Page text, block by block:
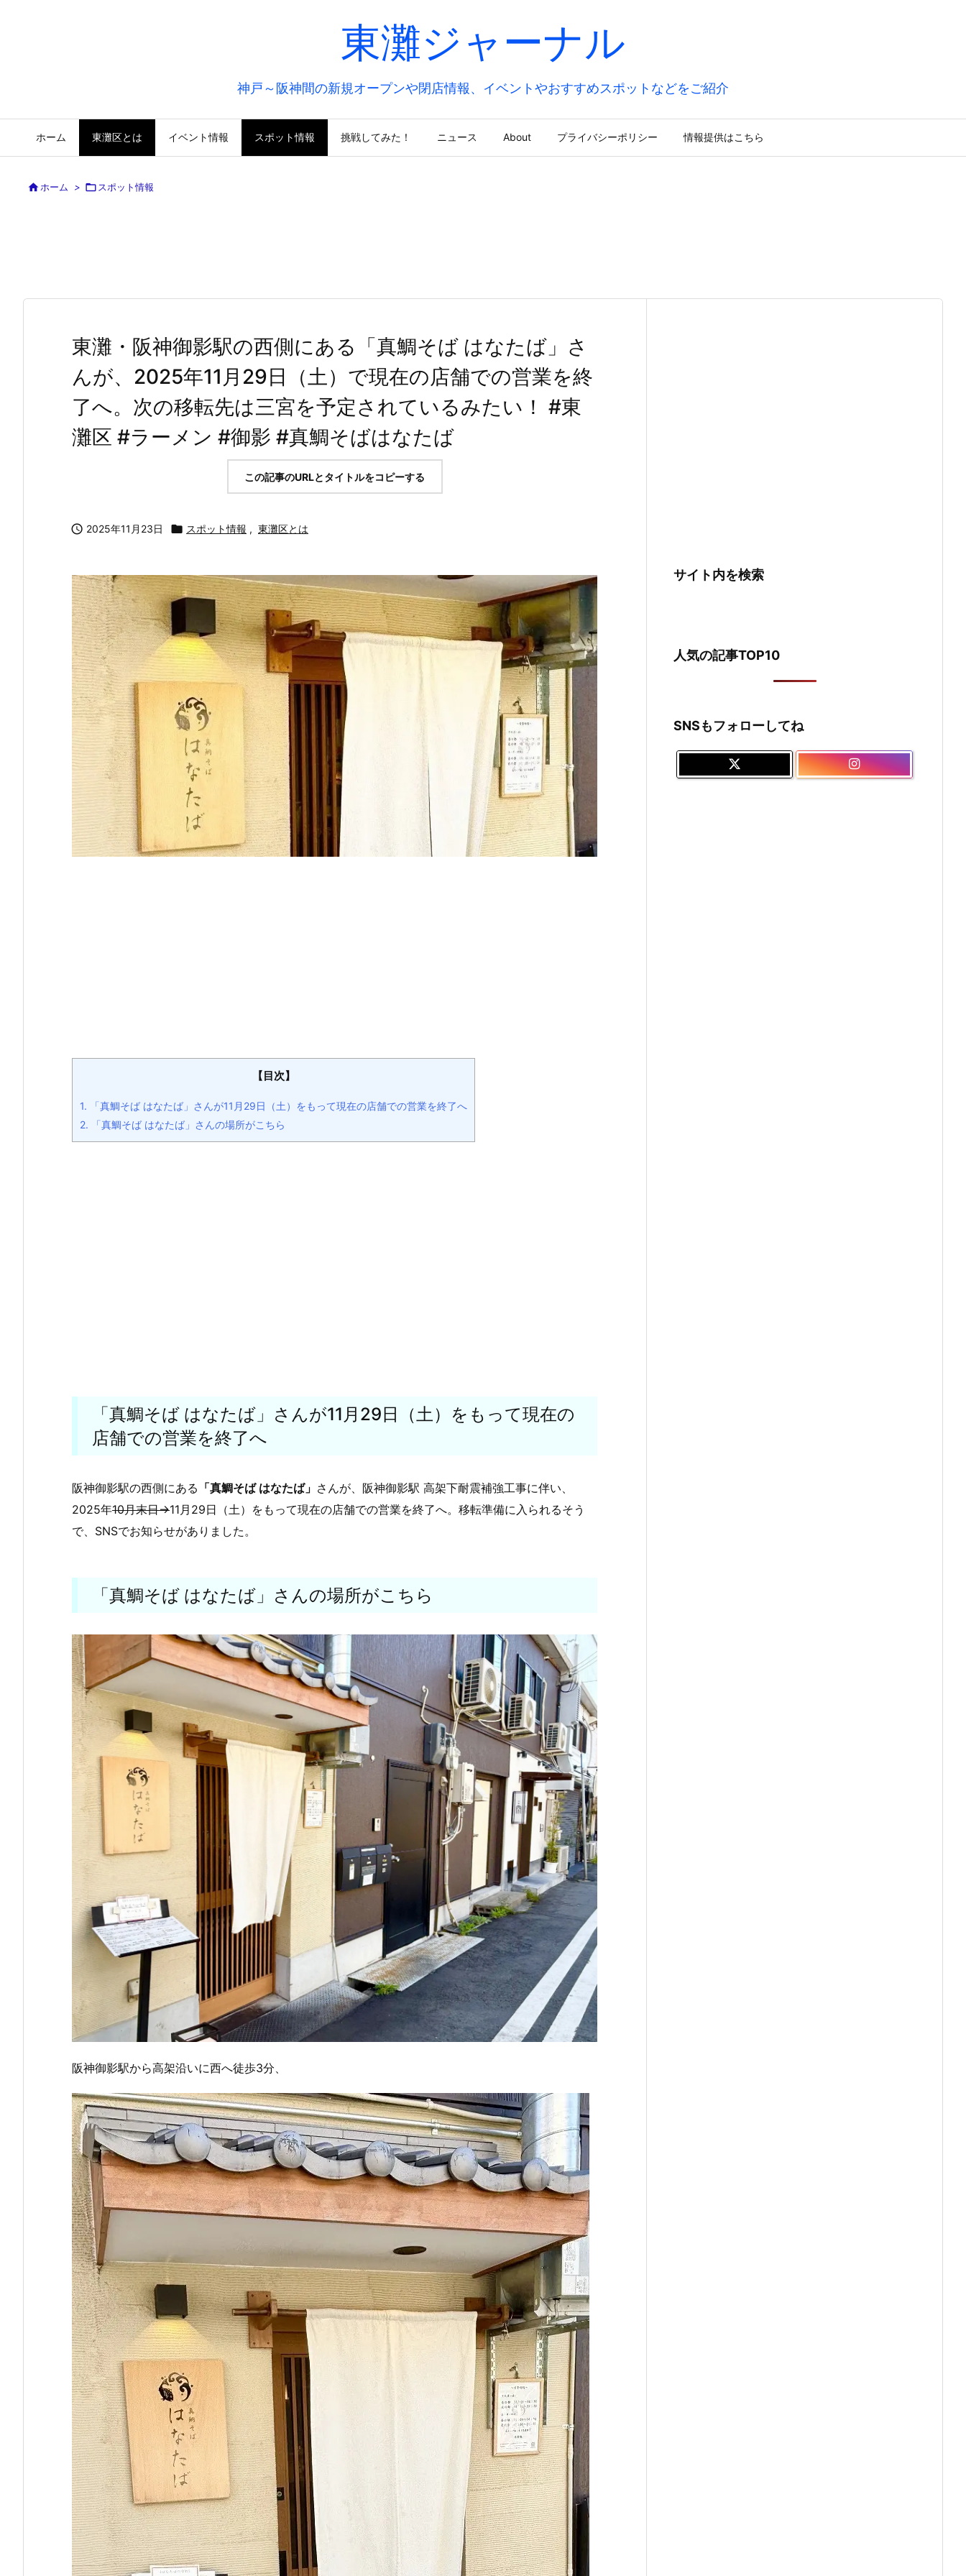
東灘ジャーナル
神戸～阪神間の新規オープンや閉店情報、イベントやおすすめスポットなどをご紹介
ホーム 東灘区とは イベント情報 スポット情報 挑戦してみた！ ニュース About プライバシーポリシー 情報提供はこちら
ホーム >  スポット情報
東灘・阪神御影駅の西側にある「真鯛そば はなたば」さ
んが、2025年11月29日（土）で現在の店舗での営業を終
了へ。次の移転先は三宮を予定されているみたい！ #東
灘区 #ラーメン #御影 #真鯛そばはなたば
この記事のURLとタイトルをコピーする
 2025年11月23日  スポット情報 , 東灘区とは
【目次】
1. 「真鯛そば はなたば」さんが11月29日（土）をもって現在の店舗での営業を終了へ
2. 「真鯛そば はなたば」さんの場所がこちら
「真鯛そば はなたば」さんが11月29日（土）をもって現在の
店舗での営業を終了へ
阪神御影駅の西側にある 「真鯛そば はなたば」 さんが、阪神御影駅 高架下耐震補強工事に伴い、
2025年10月末日→11月29日（土）をもって現在の店舗での営業を終了へ。移転準備に入られるそう
で、SNSでお知らせがありました。
「真鯛そば はなたば」さんの場所がこちら
阪神御影駅から高架沿いに西へ徒歩3分、
サイト内を検索
人気の記事TOP10
SNSもフォローしてね